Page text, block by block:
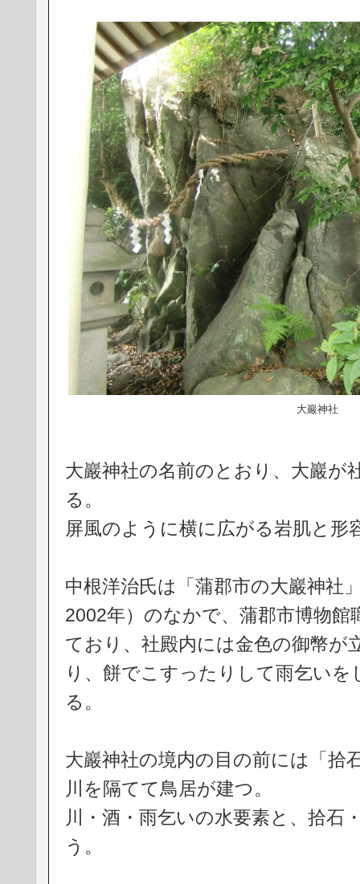
大巖神社
大巖神社の名前のとおり、大巖が
る。
屏風のように横に広がる岩肌と形
中根洋治氏は「蒲郡市の大巖神社
2002年）のなかで、蒲郡市博物
ており、社殿内には金色の御幣が
り、餅でこすったりして雨乞い
る。
大巖神社の境内の目の前には「拾
川を隔てて鳥居が建つ。
川・酒・雨乞いの水要素と、拾石
う。